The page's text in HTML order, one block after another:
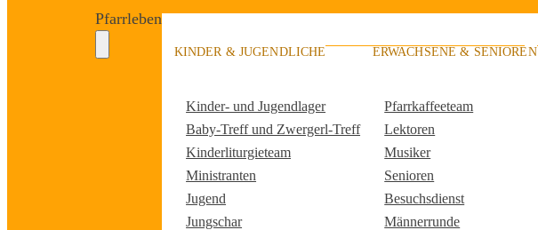
Pfarrleben
KINDER & JUGENDLICHE
Kinder- und Jugendlager
Baby-Treff und Zwergerl-Treff
Kinderliturgieteam
Ministranten
Jugend
Jungschar
ERWACHSENE & SENIOREN
Pfarrkaffeeteam
Lektoren
Musiker
Senioren
Besuchsdienst
Männerrunde